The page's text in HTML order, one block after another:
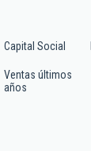
Capital Social
Ventas últimos
años